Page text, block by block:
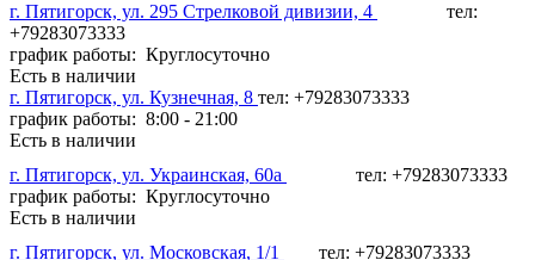
г. Пятигорск, ул. 295 Стрелковой дивизии, 4
тел:
+79283073333
график работы: Круглосуточно
Есть в наличии
г. Пятигорск, ул. Кузнечная, 8 тел: +79283073333
график работы: 8:00 - 21:00
Есть в наличии
г. Пятигорск, ул. Украинская, 60а
тел: +79283073333
график работы: Круглосуточно
Есть в наличии
г. Пятигорск, ул. Московская, 1/1
тел: +79283073333